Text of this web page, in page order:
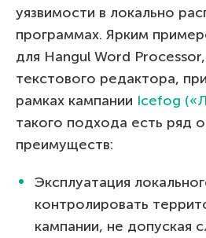
уязвимости в локально
программах. Ярким
для Hangul Word
текстового редактора,
рамках кампании Icefog
такого подхода есть ряд
преимуществ:
Эксплуатация
контролировать
кампании, не допуская